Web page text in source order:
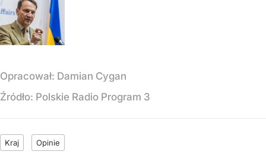
Opracował: Damian Cygan
Źródło: Polskie Radio Program 3
Kraj Opinie